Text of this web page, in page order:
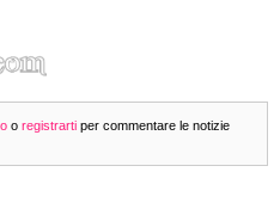
o registrarti per commentare le notizie